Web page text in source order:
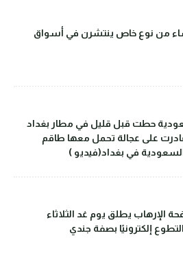
من نوع خاص ينتشرن في أسواق
حطت قبل قليل في مطار بغداد
على عجالة تحمل معها طاقم
في بغداد(فيديو )
الإرهاب يطلق يوم غد الثلاثاء
إلكترونيًا بصفة جندي